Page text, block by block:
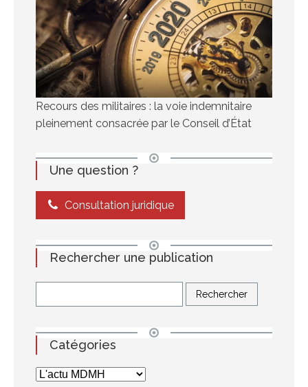
Recours des militaires : la voie indemnitaire
pleinement consacrée par le Conseil d’État
Une question ?
Consultation juridique
Rechercher une publication
Catégories